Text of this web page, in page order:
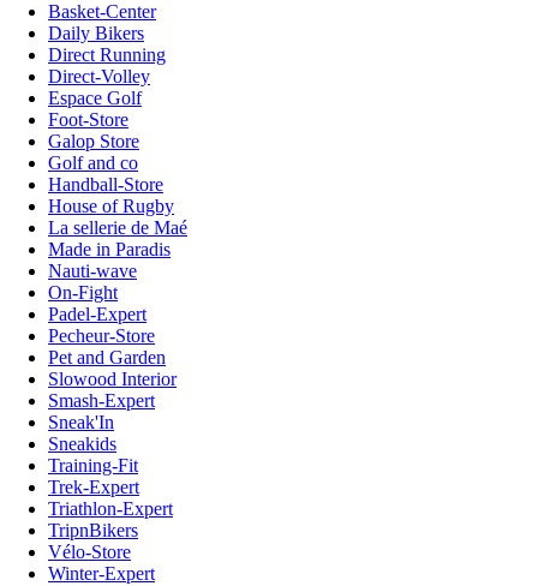
Basket-Center
Daily Bikers
Direct Running
Direct-Volley
Espace Golf
Foot-Store
Galop Store
Golf and co
Handball-Store
House of Rugby
La sellerie de Maé
Made in Paradis
Nauti-wave
On-Fight
Padel-Expert
Pecheur-Store
Pet and Garden
Slowood Interior
Smash-Expert
Sneak'In
Sneakids
Training-Fit
Trek-Expert
Triathlon-Expert
TripnBikers
Vélo-Store
Winter-Expert